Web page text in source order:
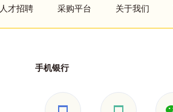
人才招聘 采购平台 关于我们
手机银行